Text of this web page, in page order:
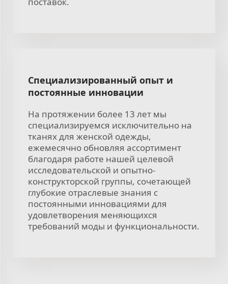
Специализированный опыт и
постоянные инновации
На протяжении более 13 лет мы
специализируемся исключительно на
тканях для женской одежды,
ежемесячно обновляя ассортимент
благодаря работе нашей целевой
исследовательской и опытно-
конструкторской группы, сочетающей
глубокие отраслевые знания с
постоянными инновациями для
удовлетворения меняющихся
требований моды и функциональности.